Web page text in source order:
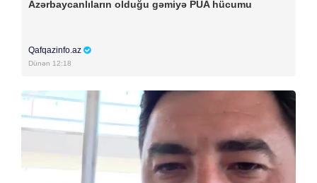
Azərbaycanlıların olduğu gəmiyə PUA hücumu
Qafqazinfo.az
Dünən 12:18